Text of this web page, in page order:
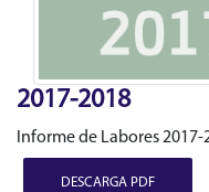
2017-2018
Informe de Labores
DESCARGA PDF